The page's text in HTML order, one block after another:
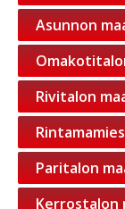
Asunnon
Rivitalon
Paritalon
Kerrostalon